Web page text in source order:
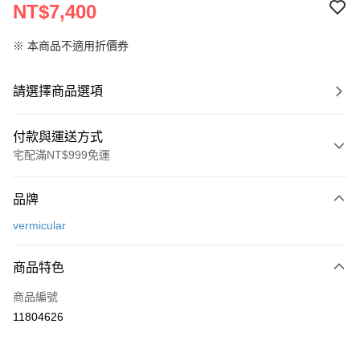
NT$7,400
※ 本商品不適用折價券
請選擇商品選項
付款與運送方式
宅配滿NT$999免運
信用卡一次付款
3 期 0 利率 每期
合作金庫商業銀行
上海商業儲蓄銀行
合作金庫商業銀行
即享券
品牌
vermicular
商品特色
商品編號
11804626